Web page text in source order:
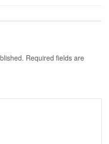
Required fields are